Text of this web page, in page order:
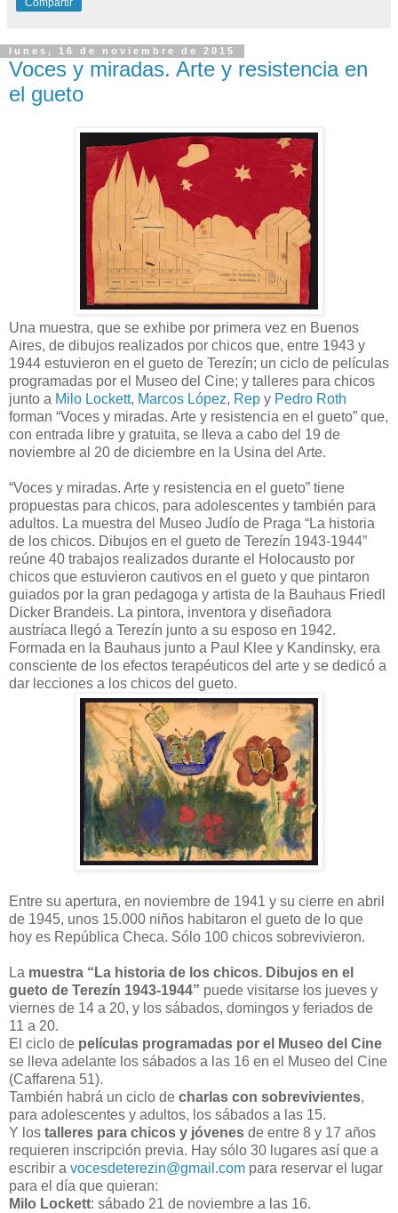
lunes, 16 de noviembre de 2015
Voces y miradas. Arte y resistencia en
el gueto
Una muestra, que se exhibe por primera vez en Buenos
Aires, de dibujos realizados por chicos que, entre 1943 y
1944 estuvieron en el gueto de Terezín; un ciclo de películas
programadas por el Museo del Cine; y talleres para chicos
junto a Milo Lockett, Marcos López, Rep y Pedro Roth
forman “Voces y miradas. Arte y resistencia en el gueto” que,
con entrada libre y gratuita, se lleva a cabo del 19 de
noviembre al 20 de diciembre en la Usina del Arte.
“Voces y miradas. Arte y resistencia en el gueto” tiene
propuestas para chicos, para adolescentes y también para
adultos. La muestra del Museo Judío de Praga “La historia
de los chicos. Dibujos en el gueto de Terezín 1943-1944”
reúne 40 trabajos realizados durante el Holocausto por
chicos que estuvieron cautivos en el gueto y que pintaron
guiados por la gran pedagoga y artista de la Bauhaus Friedl
Dicker Brandeis. La pintora, inventora y diseñadora
austríaca llegó a Terezín junto a su esposo en 1942.
Formada en la Bauhaus junto a Paul Klee y Kandinsky, era
consciente de los efectos terapéuticos del arte y se dedicó a
dar lecciones a los chicos del gueto.
Entre su apertura, en noviembre de 1941 y su cierre en abril
de 1945, unos 15.000 niños habitaron el gueto de lo que
hoy es República Checa. Sólo 100 chicos sobrevivieron.
La muestra “La historia de los chicos. Dibujos en el
gueto de Terezín 1943-1944” puede visitarse los jueves y
viernes de 14 a 20, y los sábados, domingos y feriados de
11 a 20.
El ciclo de películas programadas por el Museo del Cine
se lleva adelante los sábados a las 16 en el Museo del Cine
(Caffarena 51).
También habrá un ciclo de charlas con sobrevivientes,
para adolescentes y adultos, los sábados a las 15.
Y los talleres para chicos y jóvenes de entre 8 y 17 años
requieren inscripción previa. Hay sólo 30 lugares así que a
escribir a vocesdeterezin@gmail.com para reservar el lugar
para el día que quieran:
Milo Lockett: sábado 21 de noviembre a las 16.